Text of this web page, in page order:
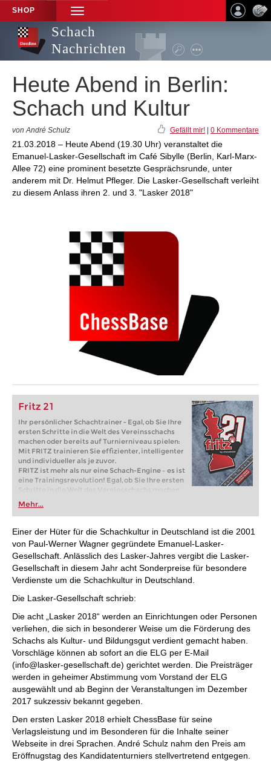
SHOP
TOGGLE
NAVIGATION
Schach
Nachrichten
Heute Abend in Berlin:
Schach und Kultur
von André Schulz Gefällt mir! 0 Kommentare
21.03.2018 – Heute Abend (19.30 Uhr) veranstaltet die
Emanuel-Lasker-Gesellschaft im Café Sibylle (Berlin, Karl-Marx-
Allee 72) eine prominent besetzte Gesprächsrunde, unter
anderem mit Dr. Helmut Pfleger. Die Lasker-Gesellschaft verleiht
zu diesem Anlass ihren 2. und 3. "Lasker 2018"
Fritz 21
Ihr persönlicher Schachtrainer - Egal, ob Sie Ihre
ersten Schritte in die Welt des Vereinsschachs
machen oder bereits auf Turnierniveau spielen:
Mit FRITZ trainieren Sie effizienter, intelligenter
und individueller als je zuvor.
FRITZ ist mehr als nur eine Schach-Engine – es ist
eine Trainingsrevolution! Egal, ob Sie Ihre ersten
Schritte in die Welt des Vereinsschachs machen
oder bereits auf Turnierniveau spielen: Mit
FRITZ trainieren Sie effizienter, intelligenter und
individueller als je zuvor.
Mehr...
Einer der Hüter für die Schachkultur in Deutschland ist die 2001
von Paul-Werner Wagner gegründete Emanuel-Lasker-
Gesellschaft. Anlässlich des Lasker-Jahres vergibt die Lasker-
Gesellschaft in diesem Jahr acht Sonderpreise für besondere
Verdienste um die Schachkultur in Deutschland.
Die Lasker-Gesellschaft schrieb:
Die acht „Lasker 2018“ werden an Einrichtungen oder Personen
verliehen, die sich in besonderer Weise um die Förderung des
Schachs als Kultur- und Bildungsgut verdient gemacht haben.
Vorschläge können ab sofort an die ELG per E-Mail
(info@lasker-gesellschaft.de) gerichtet werden. Die Preisträger
werden in geheimer Abstimmung vom Vorstand der ELG
ausgewählt und ab Beginn der Veranstaltungen im Dezember
2017 sukzessiv bekannt gegeben.
Den ersten Lasker 2018 erhielt ChessBase für seine
Verlagsleistung und im Besonderen für die Inhalte seiner
Webseite in drei Sprachen. André Schulz nahm den Preis am
Eröffnugstag des Kandidatenturniers stellvertretend entgegen.